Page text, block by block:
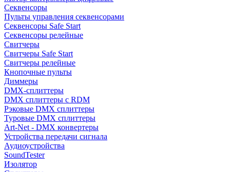
Секвенсоры
Пульты управления секвенсорами
Секвенсоры Safe Start
Секвенсоры релейные
Свитчеры
Свитчеры Safe Start
Свитчеры релейные
Кнопочные пульты
Диммеры
DMX-сплиттеры
DMX сплиттеры с RDM
Рэковые DMX сплиттеры
Туровые DMX сплиттеры
Art-Net - DMX конвертеры
Устройства передачи сигнала
Аудиоустройства
SoundTester
Изолятор